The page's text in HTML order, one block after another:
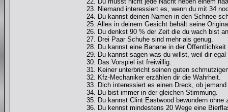
23. Niemand interessiert es, wenn du mit 34
24. Du kannst deinen Namen in den Schnee
25. Alles in deinem Gesicht behält seine
26. Du denkst 90 % der Zeit die du wach bist
27. Drei Paar Schuhe sind mehr als genug.
28. Du kannst eine Banane in der Öffentlichkeit
29. Du kannst sagen was du willst, weil dir
30. Das Vorspiel ist freiwillig.
31. Keiner unterbricht seinen guten
32. Kfz-Mechaniker erzählen dir die Wahrheit.
33. Dich interessiert es einen Dreck, ob
34. Du bist immer in der gleichen Stimmung.
35. Du kannst Clint Eastwood bewundern ohne
36. Du kennst mindestens 20 Wege eine